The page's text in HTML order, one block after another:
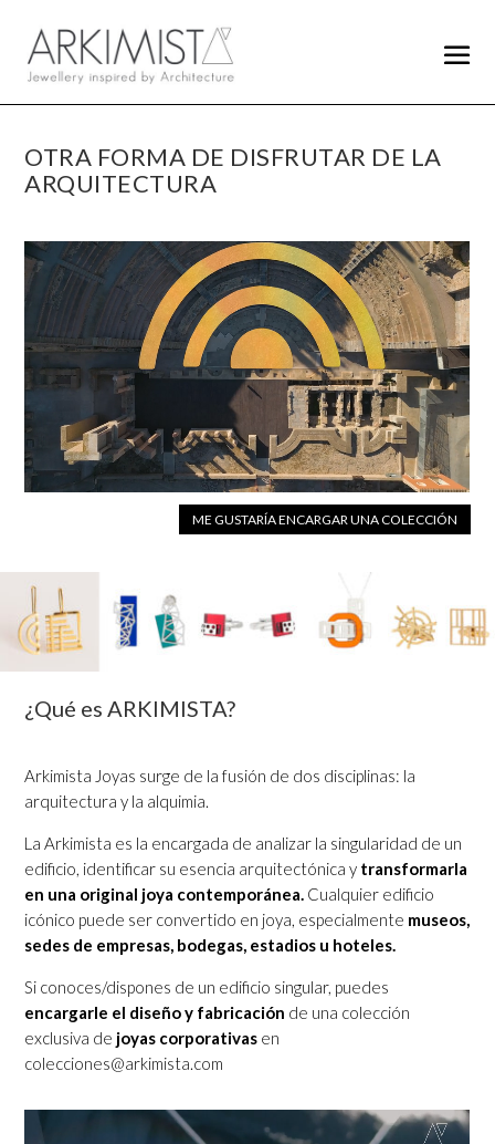
OTRA FORMA DE DISFRUTAR DE LA
ARQUITECTURA
ME GUSTARÍA ENCARGAR UNA COLECCIÓN
¿Qué es ARKIMISTA?
Arkimista Joyas surge de la fusión de dos disciplinas: la
arquitectura y la alquimia.
La Arkimista es la encargada de analizar la singularidad de un
edificio, identificar su esencia arquitectónica y transformarla
en una original joya contemporánea. Cualquier edificio
icónico puede ser convertido en joya, especialmente museos,
sedes de empresas, bodegas, estadios u hoteles.
Si conoces/dispones de un edificio singular, puedes
encargarle el diseño y fabricación de una colección
exclusiva de joyas corporativas en
colecciones@arkimista.com